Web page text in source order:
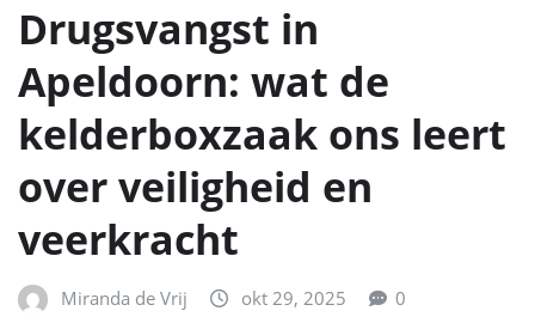
Drugsvangst in
Apeldoorn: wat de
kelderboxzaak ons leert
over veiligheid en
veerkracht
Miranda de Vrij okt 29, 2025 0